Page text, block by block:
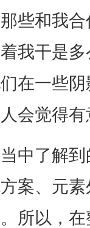
些和我
我干是
在一些
会觉得
中了解
案、元
所以，